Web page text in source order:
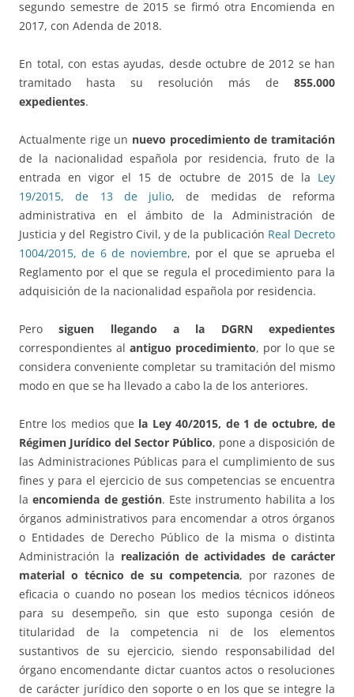
segundo semestre de 2015 se firmó otra Encomienda en
2017, con Adenda de 2018.
En total, con estas ayudas, desde octubre de 2012 se han
tramitado hasta su resolución más de 855.000
expedientes.
Actualmente rige un nuevo procedimiento de tramitación
de la nacionalidad española por residencia, fruto de la
entrada en vigor el 15 de octubre de 2015 de la Ley
19/2015, de 13 de julio, de medidas de reforma
administrativa en el ámbito de la Administración de
Justicia y del Registro Civil, y de la publicación Real Decreto
1004/2015, de 6 de noviembre, por el que se aprueba el
Reglamento por el que se regula el procedimiento para la
adquisición de la nacionalidad española por residencia.
Perosiguen llegando a la DGRN expedientes
correspondientes al antiguo procedimiento, por lo que se
considera conveniente completar su tramitación del mismo
modo en que se ha llevado a cabo la de los anteriores.
Entre los medios que la Ley 40/2015, de 1 de octubre, de
Régimen Jurídico del Sector Público, pone a disposición de
las Administraciones Públicas para el cumplimiento de sus
fines y para el ejercicio de sus competencias se encuentra
laencomienda de gestión. Este instrumento habilita a los
órganos administrativos para encomendar a otros órganos
o Entidades de Derecho Público de la misma o distinta
Administración la realización de actividades de carácter
material o técnico de su competencia, por razones de
eficacia o cuando no posean los medios técnicos idóneos
para su desempeño, sin que esto suponga cesión de
titularidad de la competencia ni de los elementos
sustantivos de su ejercicio, siendo responsabilidad del
órgano encomendante dictar cuantos actos o resoluciones
de carácter jurídico den soporte o en los que se integre la